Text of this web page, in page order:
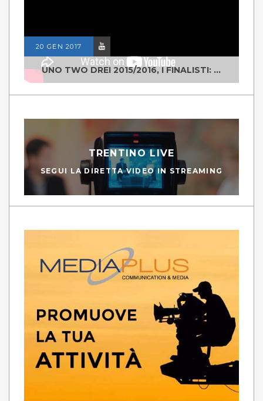
20 GEN 2017
UNO TWO DREI 2015/2016, I FINALISTI: CLASSE IV ALS ISTITUTO "DEGASPERI" BORGO VALSUGANA
TRENTINO LIVE
SEGUI LA DIRETTA VIDEO IN STREAMING